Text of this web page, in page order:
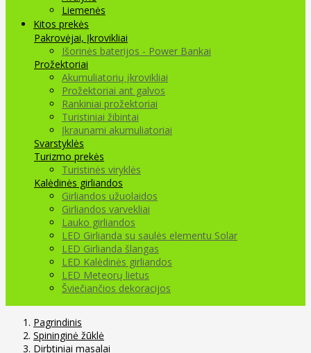
Liemenės
Kitos prekės
Pakrovėjai, Įkrovikliai
Išorinės baterijos - Power Bankai
Prožektoriai
Akumuliatorių įkrovikliai
Prožektoriai ant galvos
Rankiniai prožektoriai
Turistiniai žibintai
Įkraunami akumuliatoriai
Svarstyklės
Turizmo prekės
Turistinės viryklės
Kalėdinės girliandos
Girliandos užuolaidos
Girliandos varvekliai
Lauko girliandos
LED Girlianda su saulės elementu Solar
LED Girlianda šlangas
LED Kalėdinės girliandos
LED Meteorų lietus
Šviečiančios dekoracijos
Pagrindinis
Spininginė žūklė
Dirbtiniai masalai